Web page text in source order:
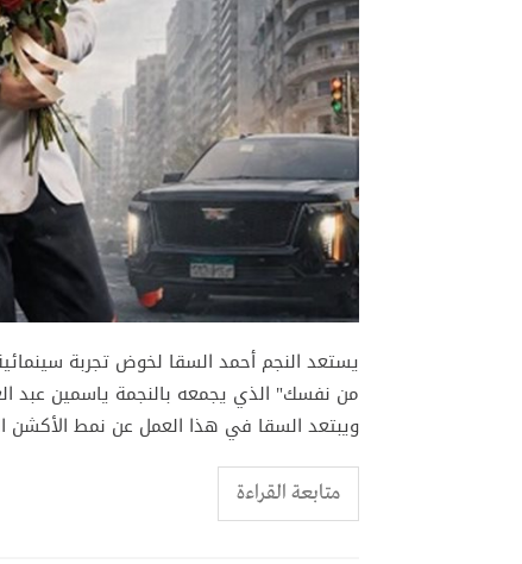
ويبتعد السقا في هذا العمل عن نمط الأكشن
متابعة القراءة